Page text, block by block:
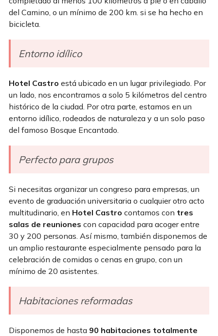
del Camino, o un mínimo de 200 km. si se ha hecho en
bicicleta.
Entorno idílico
Hotel Castro está ubicado en un lugar privilegiado. Por
un lado, nos encontramos a solo 5 kilómetros del centro
histórico de la ciudad. Por otra parte, estamos en un
entorno idílico, rodeados de naturaleza y a un solo paso
del famoso Bosque Encantado.
Perfecto para grupos
Si necesitas organizar un congreso para empresas, un
evento de graduación universitaria o cualquier otro acto
multitudinario, en Hotel Castro contamos con tres
salas de reuniones con capacidad para acoger entre
30 y 200 personas. Así mismo, también disponemos de
un amplio restaurante especialmente pensado para la
celebración de comidas o cenas en grupo, con un
mínimo de 20 asistentes.
Habitaciones reformadas
Disponemos de hasta 90 habitaciones totalmente